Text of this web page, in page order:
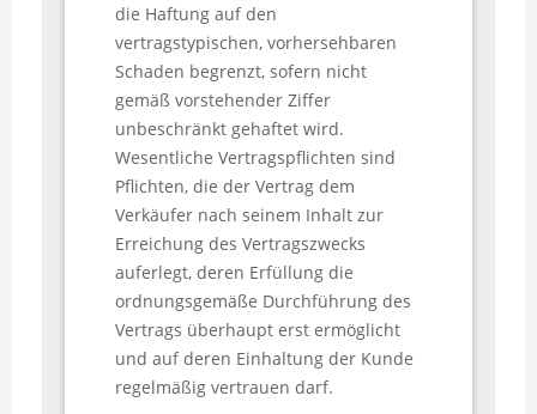
die Haftung auf den
vertragstypischen, vorhersehbaren
Schaden begrenzt, sofern nicht
gemäß vorstehender Ziffer
unbeschränkt gehaftet wird.
Wesentliche Vertragspflichten sind
Pflichten, die der Vertrag dem
Verkäufer nach seinem Inhalt zur
Erreichung des Vertragszwecks
auferlegt, deren Erfüllung die
ordnungsgemäße Durchführung des
Vertrags überhaupt erst ermöglicht
und auf deren Einhaltung der Kunde
regelmäßig vertrauen darf.